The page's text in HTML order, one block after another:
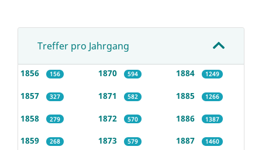
Treffer pro Jahrgang
1856 156
1857 327
1858 279
1859 268
1870 594
1871 582
1872 570
1873 579
1884 1249
1885 1266
1886 1387
1887 1460